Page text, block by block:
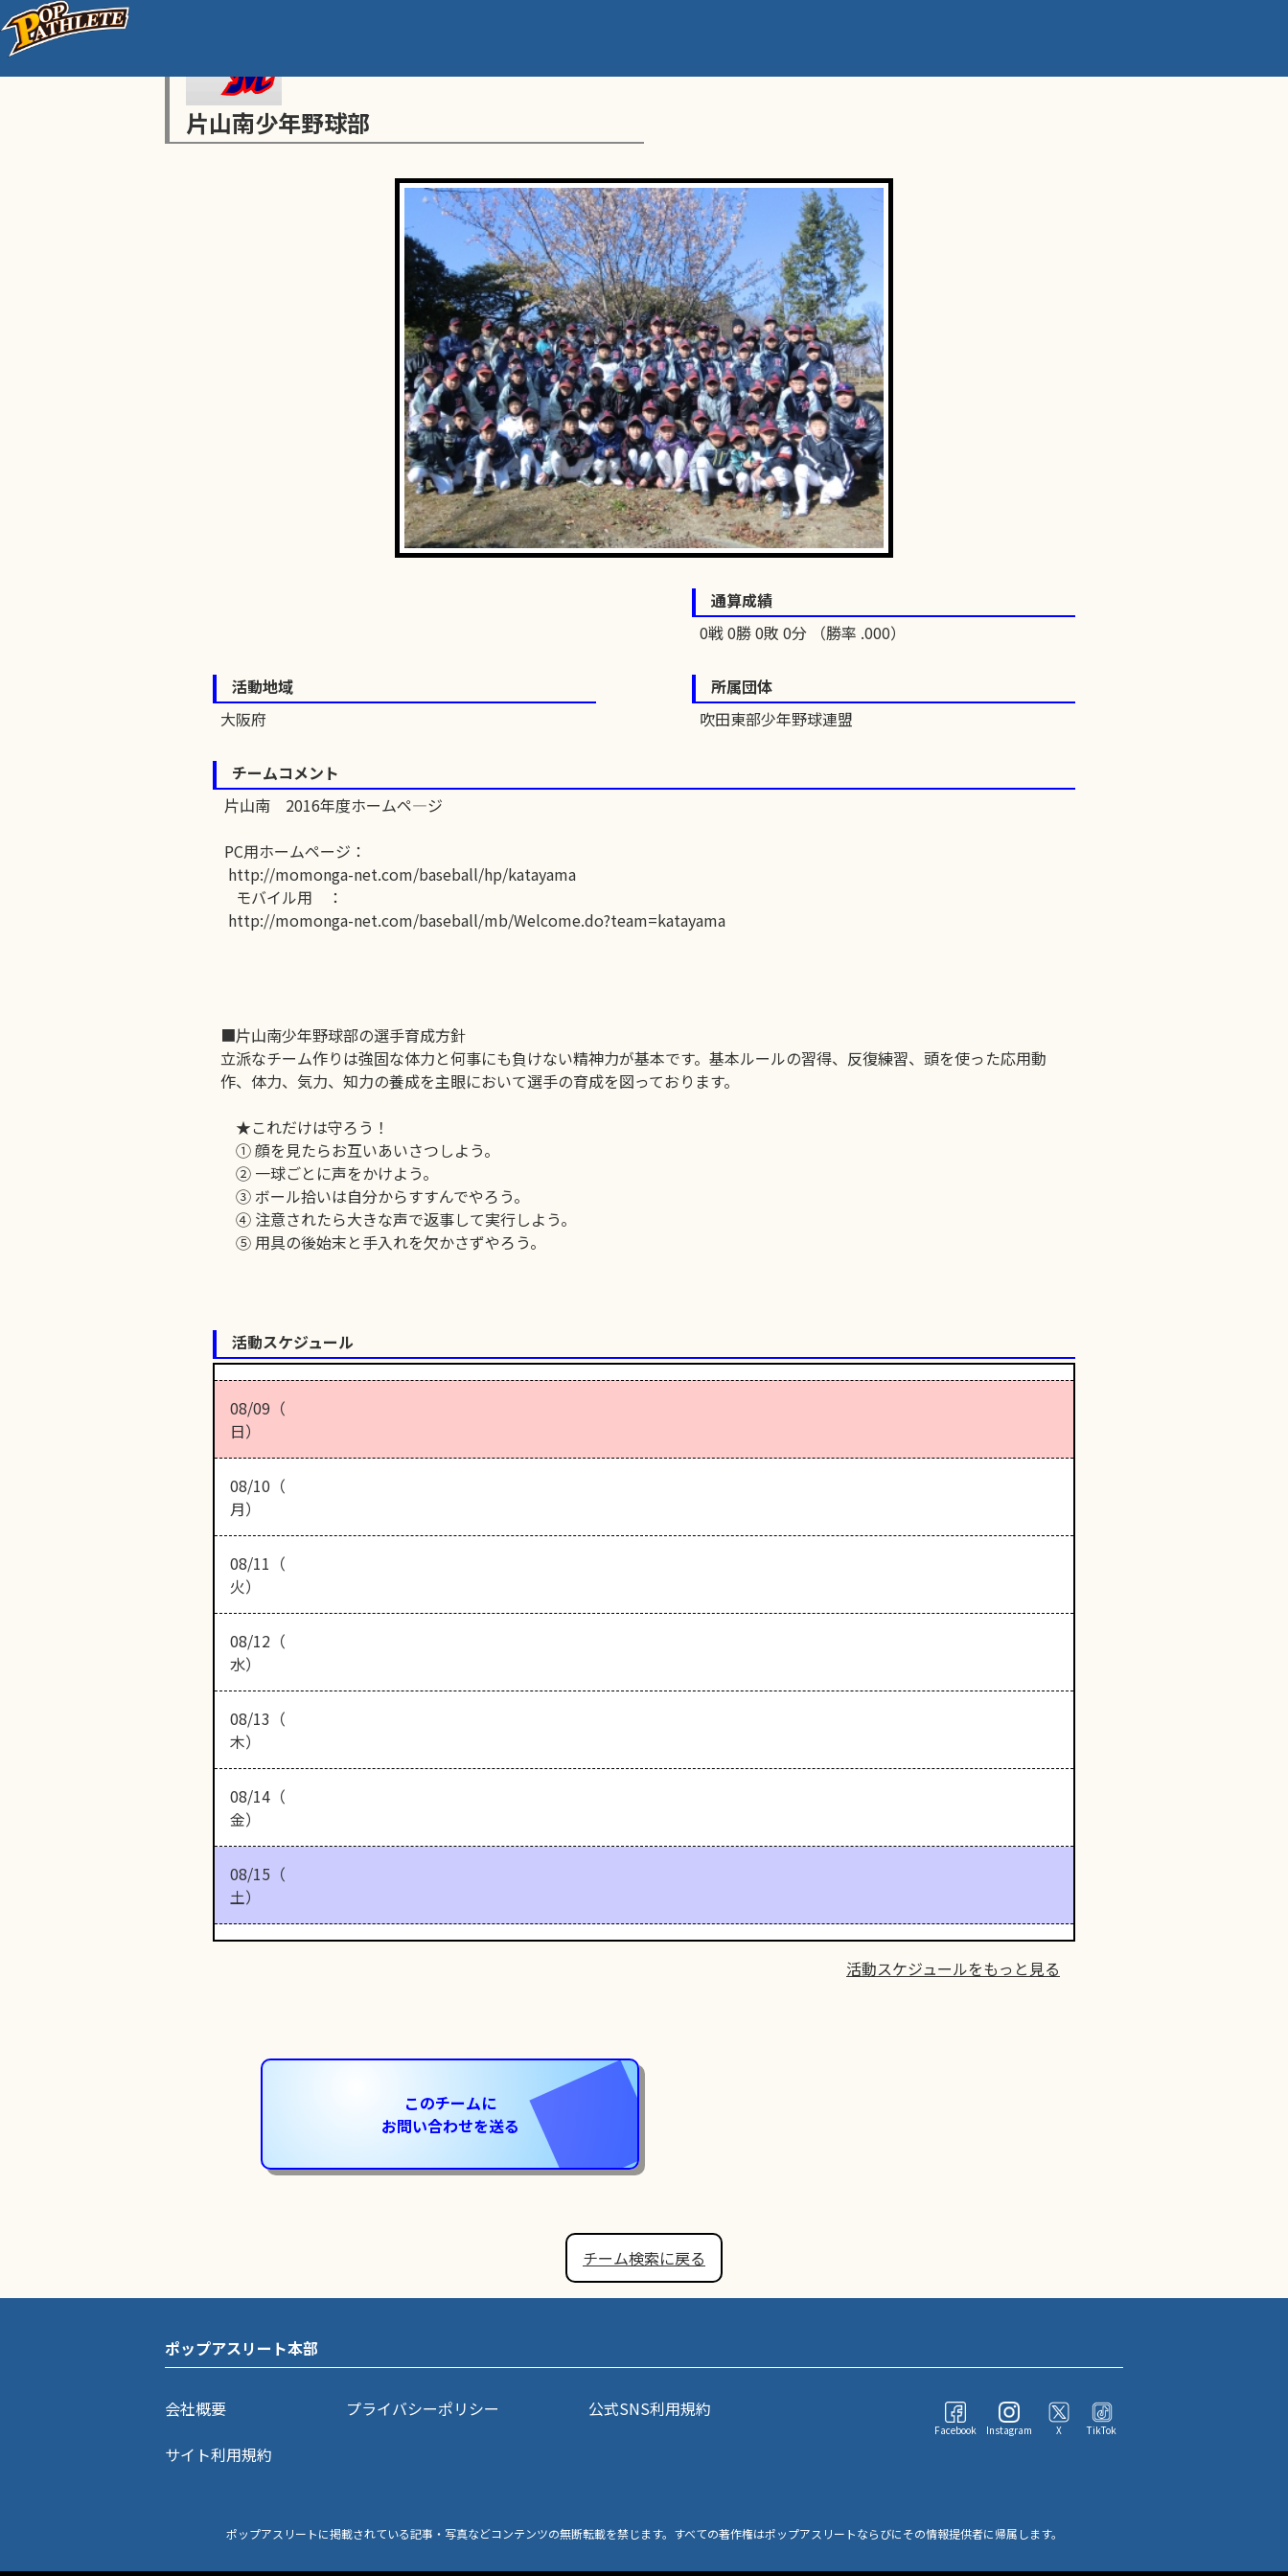
片山南少年野球部
通算成績
0戦 0勝 0敗 0分 （勝率 .000）
活動地域
大阪府
所属団体
吹田東部少年野球連盟
チームコメント
片山南 2016年度ホームペ―ジ
PC用ホームページ：
http://momonga-net.com/baseball/hp/katayama
モバイル用 ：
http://momonga-net.com/baseball/mb/Welcome.do?team=katayama
■片山南少年野球部の選手育成方針
立派なチーム作りは強固な体力と何事にも負けない精神力が基本です。基本ルールの習得、反復練習、頭を使った応用動
作、体力、気力、知力の養成を主眼において選手の育成を図っております。
★これだけは守ろう！
① 顔を見たらお互いあいさつしよう。
② 一球ごとに声をかけよう。
③ ボール拾いは自分からすすんでやろう。
④ 注意されたら大きな声で返事して実行しよう。
⑤ 用具の後始末と手入れを欠かさずやろう。
活動スケジュール
08/09（
日）
08/10（
月）
08/11（
火）
08/12（
水）
08/13（
木）
08/14（
金）
08/15（
土）
活動スケジュールをもっと見る
このチームに
お問い合わせを送る
チーム検索に戻る
ポップアスリート本部
会社概要 プライバシーポリシー
公式SNS利用規約
サイト利用規約
Facebook Instagram X TikTok
ポップアスリートに掲載されている記事・写真などコンテンツの無断転載を禁じます。すべての著作権はポップアスリートならびにその情報提供者に帰属します。